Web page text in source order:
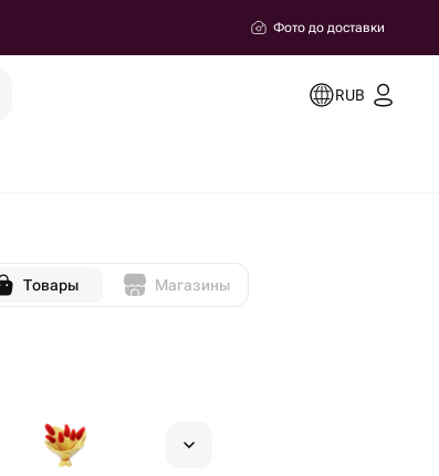
Фото до доставки
RUB
Товары Магазины